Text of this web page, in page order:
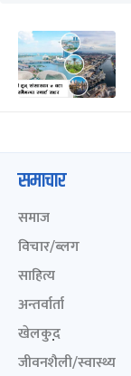
समाचार
समाज
विचार/ब्लग
साहित्य
अन्तर्वार्ता
खेलकुद़़
जीवनशैली/स्वास्थ्य